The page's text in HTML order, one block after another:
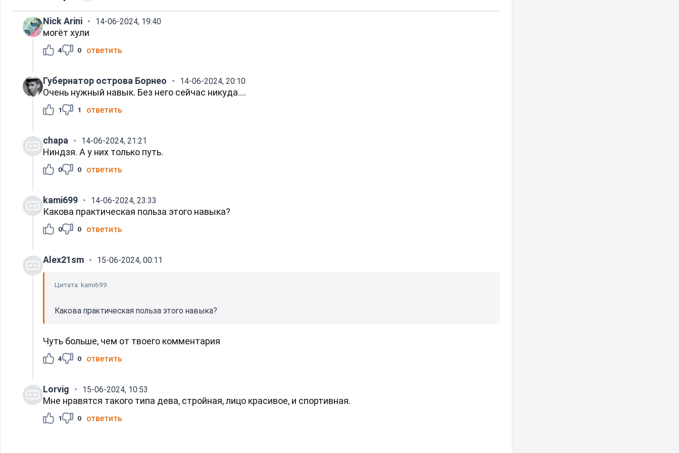
Nick Arini 14-06-2024, 19:40
могёт хули
4 0 ответить
Губернатор острова Борнео 14-06-2024, 20:10
Очень нужный навык. Без него сейчас никуда….
1 1 ответить
chapa 14-06-2024, 21:21
Ниндзя. А у них только путь.
0 0 ответить
kami699 14-06-2024, 23:33
Какова практическая польза этого навыка?
0 0 ответить
Alex21sm 15-06-2024, 00:11
Цитата: kami699
Какова практическая польза этого навыка?
Чуть больше, чем от твоего комментария
4 0 ответить
Lorvig 15-06-2024, 10:53
Мне нравятся такого типа дева, стройная, лицо красивое, и спортивная.
1 0 ответить